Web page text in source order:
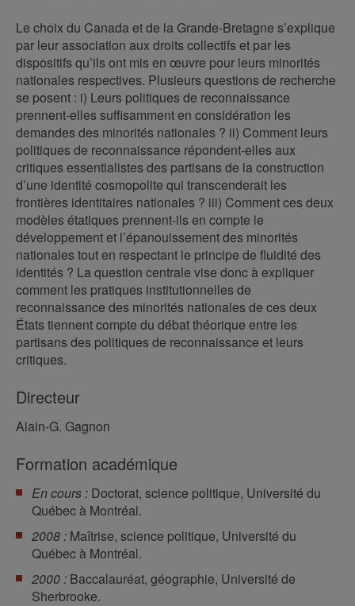
Le choix du Canada et de la Grande-Bretagne s’explique
par leur association aux droits collectifs et par les
dispositifs qu’ils ont mis en œuvre pour leurs minorités
nationales respectives. Plusieurs questions de recherche
se posent : i) Leurs politiques de reconnaissance
prennent-elles suffisamment en considération les
demandes des minorités nationales ? ii) Comment leurs
politiques de reconnaissance répondent-elles aux
critiques essentialistes des partisans de la construction
d’une identité cosmopolite qui transcenderait les
frontières identitaires nationales ? iii) Comment ces deux
modèles étatiques prennent-ils en compte le
développement et l’épanouissement des minorités
nationales tout en respectant le principe de fluidité des
identités ? La question centrale vise donc à expliquer
comment les pratiques institutionnelles de
reconnaissance des minorités nationales de ces deux
États tiennent compte du débat théorique entre les
partisans des politiques de reconnaissance et leurs
critiques.
Directeur
Alain-G. Gagnon
Formation académique
En cours : Doctorat, science politique, Université du
Québec à Montréal.
2008 : Maîtrise, science politique, Université du
Québec à Montréal.
2000 : Baccalauréat, géographie, Université de
Sherbrooke.